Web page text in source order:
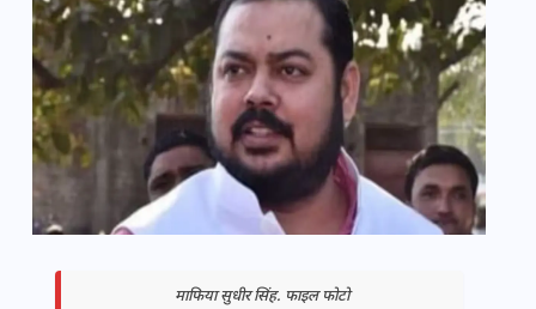
माफिया सुधीर सिंह. फाइल फोटो